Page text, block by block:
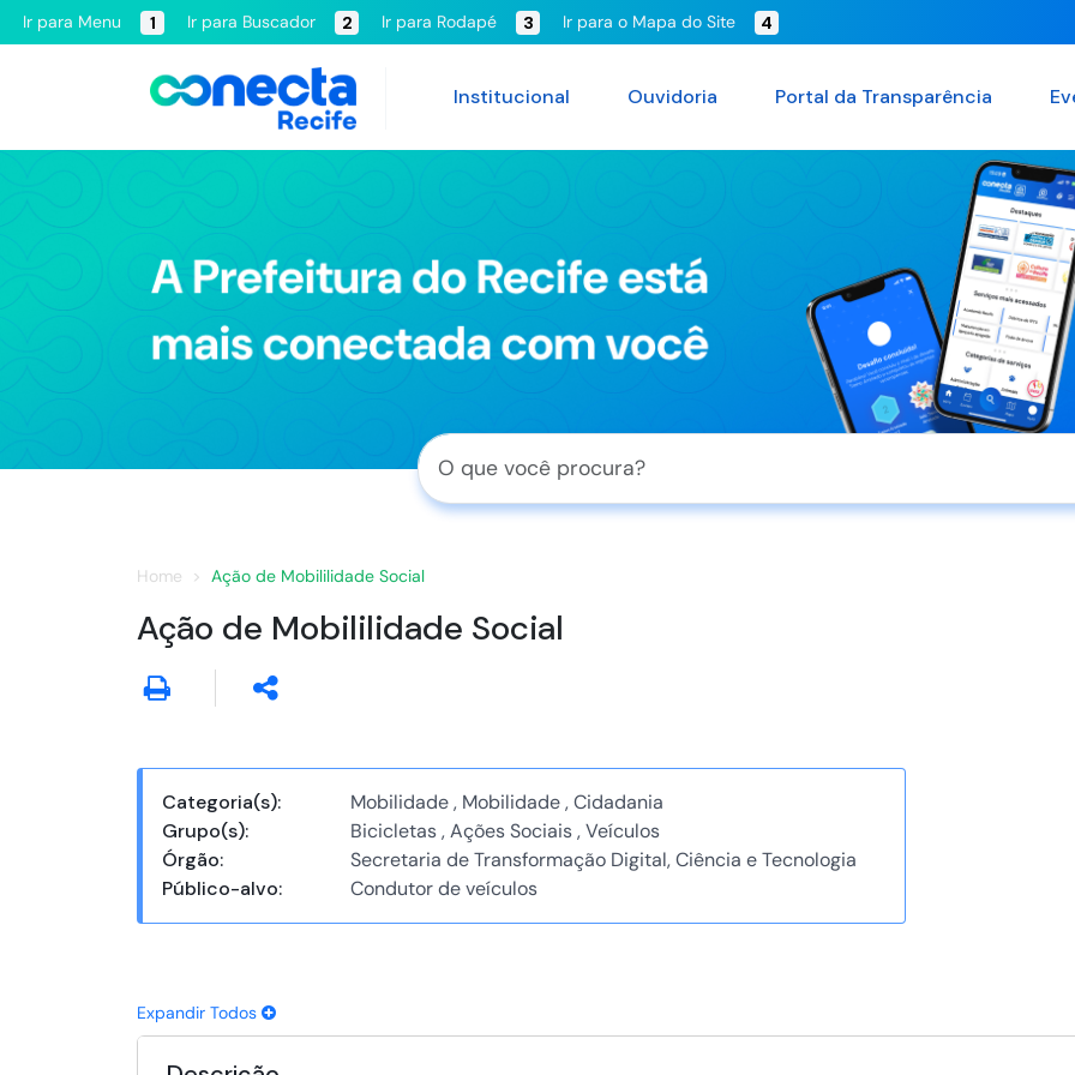
Ir para Menu 1 Ir para Buscador 2 Ir para Rodapé 3 Ir para o Mapa do Site 4
Institucional Ouvidoria Portal da Transparência
Home Ação de Mobililidade Social
Ação de Mobililidade Social
Categoria(s):
Mobilidade , Mobilidade , Cidadania
Grupo(s):
Bicicletas , Ações Sociais , Veículos
Órgão:
Secretaria de Transformação Digital, Ciência e Tecnologia
Público-alvo:
Condutor de veículos
Expandir Todos